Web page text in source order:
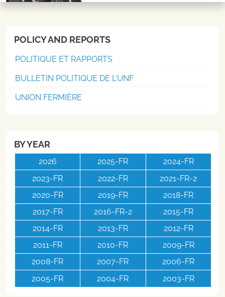
POLICY AND REPORTS
POLITIQUE ET RAPPORTS
BULLETIN POLITIQUE DE L'UNF
UNION FERMIÈRE
BY YEAR
2026 2025-FR
2024-FR
2023-FR
2022-FR
2021-FR-2
2020-FR
2019-FR
2018-FR
2017-FR
2016-FR-2
2015-FR
2014-FR
2013-FR
2012-FR
2011-FR
2010-FR
2009-FR
2008-FR
2007-FR
2006-FR
2005-FR
2004-FR 2003-FR